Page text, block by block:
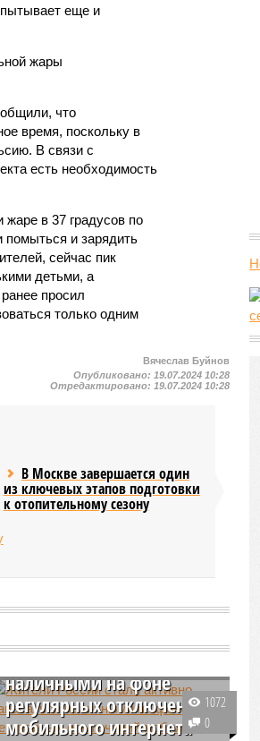
еще и
жары
что
время, поскольку в
В связи с
есть необходимость
в 37 градусов по
помыться и зарядить
сейчас пик
детьми, а
просил
только одним
Вячеслав Буйнов
Опубликовано: 19.07.2024 10:28
Отредактировано: 19.07.2024 10:28
В Москве завершается один
из ключевых этапов подготовки
к отопительному сезону
активно запасаться
наличными на фоне
регулярных отключений
мобильного интернета
1072
0